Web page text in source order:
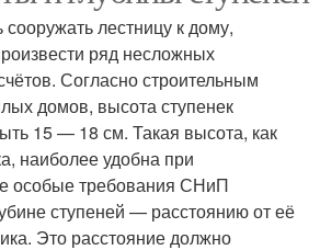
лестницу к дому,
ряд несложных
Согласно строительным
домов, высота ступенек
15 — 18 см. Такая высота, как
наиболее удобна при
особые требования СНиП
ступеней — расстоянию от её
Это расстояние должно